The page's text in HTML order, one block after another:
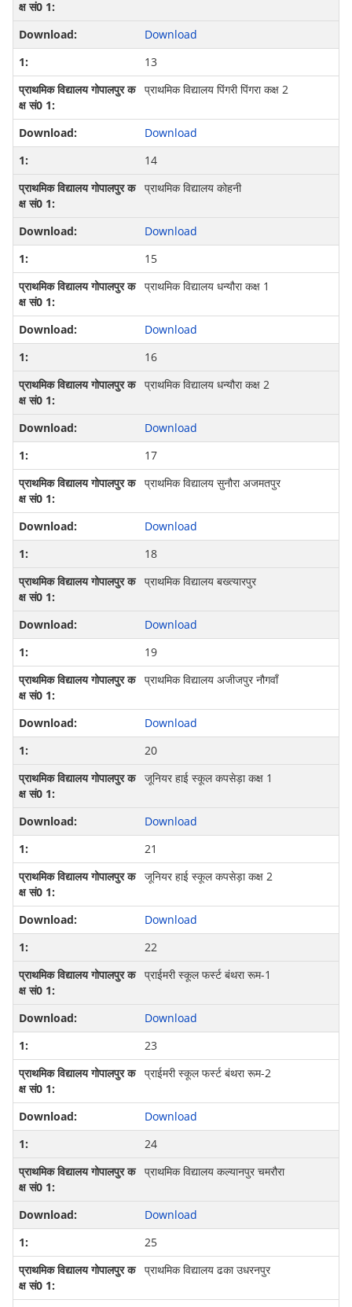
Download
13
प्राथमिक विद्यालय पिंगरी पिंगरा कक्ष 2
Download
14
प्राथमिक विद्यालय कोहनी
Download
15
प्राथमिक विद्यालय धन्यौरा कक्ष 1
Download
16
प्राथमिक विद्यालय धन्यौरा कक्ष 2
Download
17
प्राथमिक विद्यालय सुनौरा अजमतपुर
Download
18
प्राथमिक विद्यालय बख्त्यारपुर
Download
19
प्राथमिक विद्यालय अजीजपुर नौगवाँ
Download
20
जूनियर हाई स्कूल कपसेड़ा कक्ष 1
Download
21
जूनियर हाई स्कूल कपसेड़ा कक्ष 2
Download
22
प्राईमरी स्कूल फर्स्ट बंथरा रूम-1
Download
23
प्राईमरी स्कूल फर्स्ट बंथरा रूम-2
Download
24
प्राथमिक विद्यालय कल्यानपुर चमरौरा
Download
25
प्राथमिक विद्यालय ढका उधरनपुर